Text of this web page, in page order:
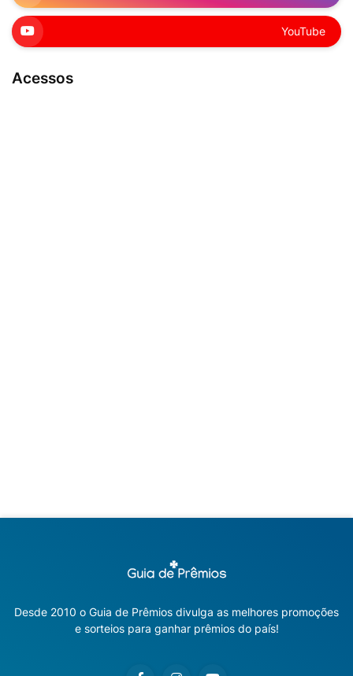
YouTube
Acessos
Desde 2010 o Guia de Prêmios divulga as melhores promoções
e sorteios para ganhar prêmios do país!